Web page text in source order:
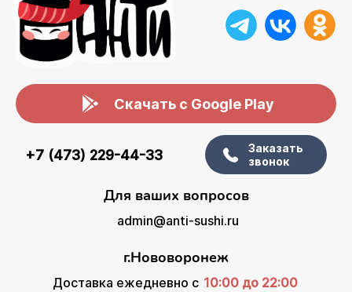
Скачать с Google Play
+7 (473) 229-44-33
Заказать
звонок
Для ваших вопросов
admin@anti-sushi.ru
г.Нововоронеж
Доставка ежедневно с 10:00 до 22:00